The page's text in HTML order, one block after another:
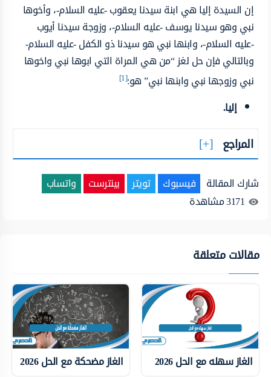
إن السيدة إليا هي ابنة سيدنا يعقوب -عليه السلام-، وأخوها
نبي وهو سيدنا يوسف -عليه السلام-، وزوجة سيدنا أيوب
-عليه السلام-، وابنها نبي هو سيدنا ذو الكفل -عليه السلام-
وبالتالي فإن حل لغز “من هي المراة التي ابوها نبي واخوها
نبي وزوجها نبي وابنها نبي” هو:[1]
إليا.
المراجع
شارك المقالة فيسبوك تويتر بينترست
واتساب
3171مشاهدة
مقالات متعلقة
الغاز سهله مع الحل 2026 الغاز مضحكة مع الحل 2026